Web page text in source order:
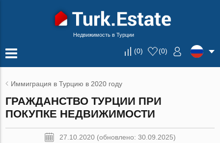
Недвижимость в Турции
(0) (0)
Иммиграция в Турцию в 2020 году
ГРАЖДАНСТВО ТУРЦИИ ПРИ
ПОКУПКЕ НЕДВИЖИМОСТИ
27.10.2020 (обновлено: 30.09.2025)